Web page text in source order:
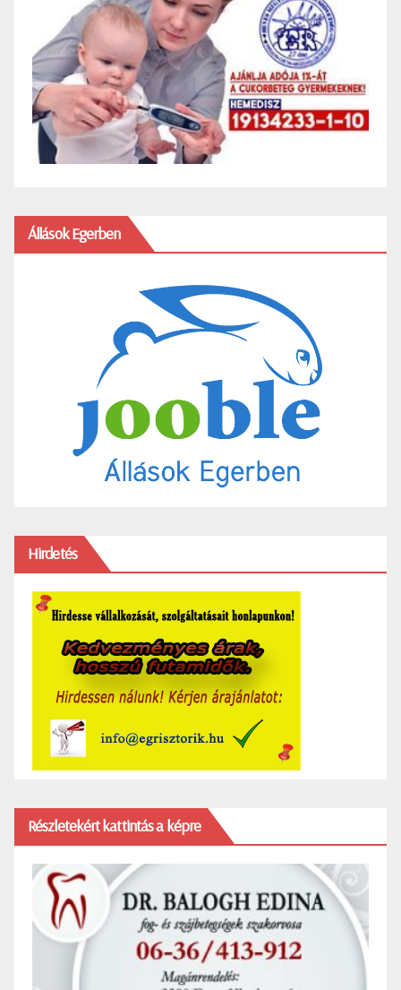
Állások Egerben
Hirdetés
Részletekért kattintás a képre